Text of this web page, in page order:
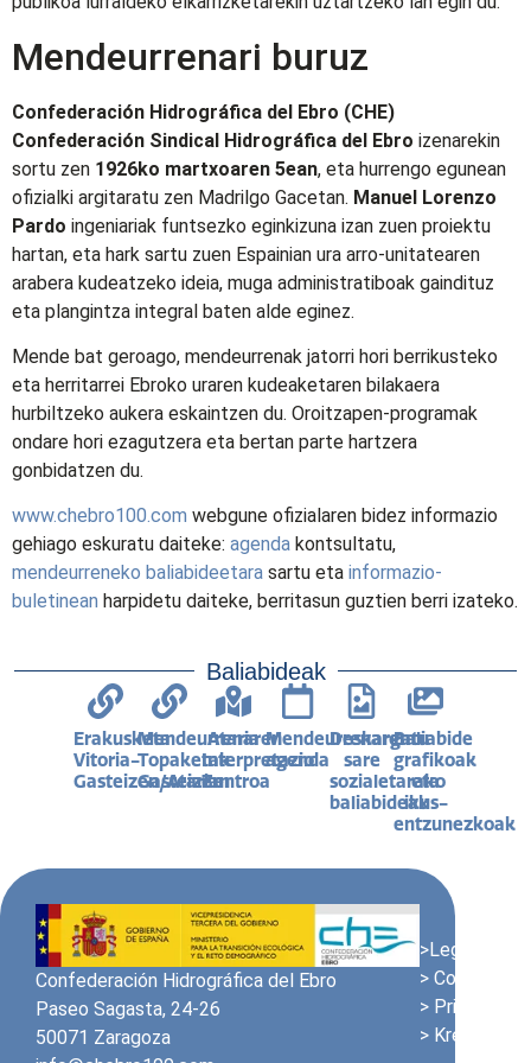
Mendeurrenari buruz
Confederación Hidrográfica del Ebro (CHE)
Confederación Sindical Hidrográfica del Ebro izenarekin
sortu zen 1926ko martxoaren 5ean, eta hurrengo egunean
ofizialki argitaratu zen Madrilgo Gacetan. Manuel Lorenzo
Pardo ingeniariak funtsezko eginkizuna izan zuen proiektu
hartan, eta hark sartu zuen Espainian ura arro-unitatearen
arabera kudeatzeko ideia, muga administratiboak gaindituz
eta plangintza integral baten alde eginez.
Mende bat geroago, mendeurrenak jatorri hori berrikusteko
eta herritarrei Ebroko uraren kudeaketaren bilakaera
hurbiltzeko aukera eskaintzen du. Oroitzapen-programak
ondare hori ezagutzera eta bertan parte hartzera
gonbidatzen du.
www.chebro100.com webgune ofizialaren bidez informazio
gehiago eskuratu daiteke: agenda kontsultatu,
mendeurreneko baliabideetara sartu eta informazio-
buletinean harpidetu daiteke, berritasun guztien berri izateko.
Baliabideak
Erakusketa
Vitoria-
Gasteizen/Atarian
Mendeurrenaren
Topaketak
Gasteizen
Ataria
Interpretazio
Zentroa
Mendeurrenaren
agenda
Deskargatu
sare
sozialetarako
baliabideak
Baliabide
grafikoak
eta
ikus-
entzunezkoak
Confederación Hidrográfica del Ebro
Paseo Sagasta, 24-26
50071 Zaragoza
>Lege Oharra
> Cookien
>
> Kredituak